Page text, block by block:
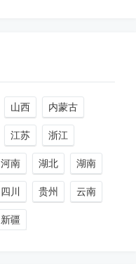
山西 内蒙古
江苏 浙江
河南 湖北 湖南
四川 贵州 云南
新疆